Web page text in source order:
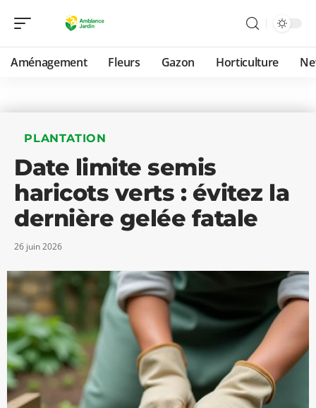
Aménagement Fleurs Gazon Horticulture
PLANTATION
Date limite semis
haricots verts : évitez la
dernière gelée fatale
26 juin 2026